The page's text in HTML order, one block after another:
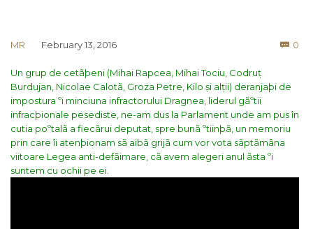
MR February 13, 2016  0
Un grup de cetãþeni (Mihai Rapcea, Mihai Tociu, Codruț
Burdujan, Nicolae Calotã, Groza Petre, Kilo și alții) deranjaþi de
impostura ºi minciuna infractorului Dragnea, liderul gãºtii
infracþionale pesediste, ne-am dus la Parlament unde am pus în
cutia poºtalã a fiecãrui deputat, spre bunã ºtiinþã, un memoriu
prin care îi atenþionam sã aibã grijã cum vor vota sãptãmâna
viitoare Legea anti-defãimare, cã avem alegeri anul ãsta ºi
suntem cu ochii pe ei.